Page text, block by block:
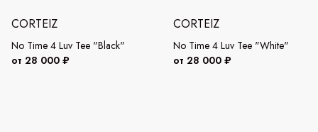
CORTEIZ
No Time 4 Luv Tee "Black"
от 28 000 ₽
CORTEIZ
No Time 4 Luv Tee "White"
от 28 000 ₽